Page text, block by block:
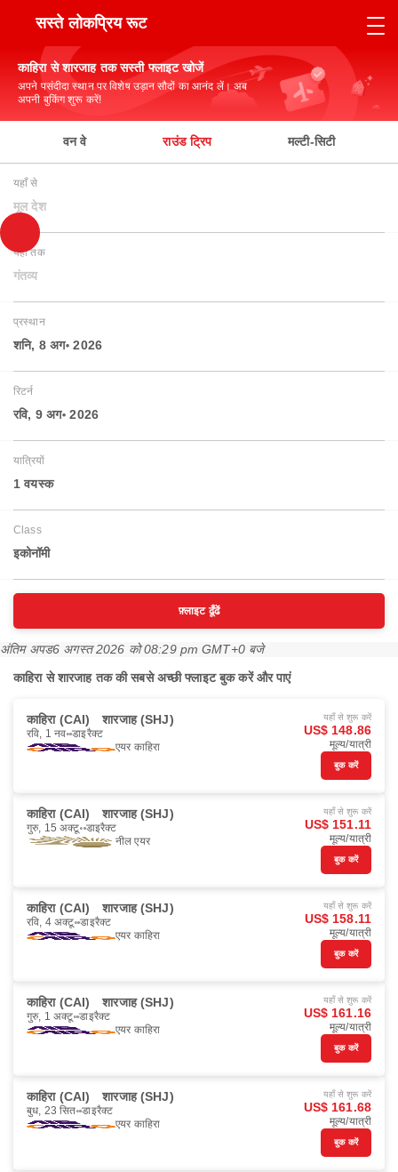
सस्ते लोकप्रिय रूट
काहिरा से शारजाह तक सस्ती फ्लाइट खोजें
अपने पसंदीदा स्थान पर विशेष उड़ान सौदों का आनंद लें। अब
अपनी बुकिंग शुरू करें!
वन वे राउंड ट्रिप मल्टी-सिटी
यहाँ से
मूल देश
यहाँ तक
गंतव्य
प्रस्थान
शनि, 8 अग॰ 2026
रिटर्न
रवि, 9 अग॰ 2026
यात्रियों
1 वयस्‍क
Class
इकोनॉमी
फ़्लाइट ढूँढें
अंतिम अपड6 अगस्त 2026 को 08:29 pm GMT+0 बजे
काहिरा से शारजाह तक की सबसे अच्छी फ्लाइट बुक करें और पाएं
काहिरा (CAI) शारजाह (SHJ)
रवि, 1 नव॰ डाइरैक्ट
एयर काहिरा
यहाँ से शुरू करें
US$ 148.86
मूल्य/यात्री
बुक करें
काहिरा (CAI) शारजाह (SHJ)
गुरु, 15 अक्टू॰ डाइरैक्ट
नील एयर
यहाँ से शुरू करें
US$ 151.11
मूल्य/यात्री
बुक करें
काहिरा (CAI) शारजाह (SHJ)
रवि, 4 अक्टू॰ डाइरैक्ट
एयर काहिरा
यहाँ से शुरू करें
US$ 158.11
मूल्य/यात्री
बुक करें
काहिरा (CAI) शारजाह (SHJ)
गुरु, 1 अक्टू॰ डाइरैक्ट
एयर काहिरा
यहाँ से शुरू करें
US$ 161.16
मूल्य/यात्री
बुक करें
काहिरा (CAI) शारजाह (SHJ)
बुध, 23 सित॰ डाइरैक्ट
एयर काहिरा
यहाँ से शुरू करें
US$ 161.68
मूल्य/यात्री
बुक करें